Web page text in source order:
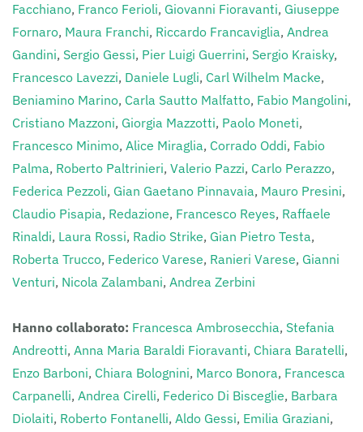
Facchiano, Franco Ferioli, Giovanni Fioravanti, Giuseppe
Fornaro, Maura Franchi, Riccardo Francaviglia, Andrea
Gandini, Sergio Gessi, Pier Luigi Guerrini, Sergio Kraisky,
Francesco Lavezzi, Daniele Lugli, Carl Wilhelm Macke,
Beniamino Marino, Carla Sautto Malfatto, Fabio Mangolini,
Cristiano Mazzoni, Giorgia Mazzotti, Paolo Moneti,
Francesco Minimo, Alice Miraglia, Corrado Oddi, Fabio
Palma, Roberto Paltrinieri, Valerio Pazzi, Carlo Perazzo,
Federica Pezzoli, Gian Gaetano Pinnavaia, Mauro Presini,
Claudio Pisapia, Redazione, Francesco Reyes, Raffaele
Rinaldi, Laura Rossi, Radio Strike, Gian Pietro Testa,
Roberta Trucco, Federico Varese, Ranieri Varese, Gianni
Venturi, Nicola Zalambani, Andrea Zerbini
Hanno collaborato: Francesca Ambrosecchia, Stefania
Andreotti, Anna Maria Baraldi Fioravanti, Chiara Baratelli,
Enzo Barboni, Chiara Bolognini, Marco Bonora, Francesca
Carpanelli, Andrea Cirelli, Federico Di Bisceglie, Barbara
Diolaiti, Roberto Fontanelli, Aldo Gessi, Emilia Graziani,